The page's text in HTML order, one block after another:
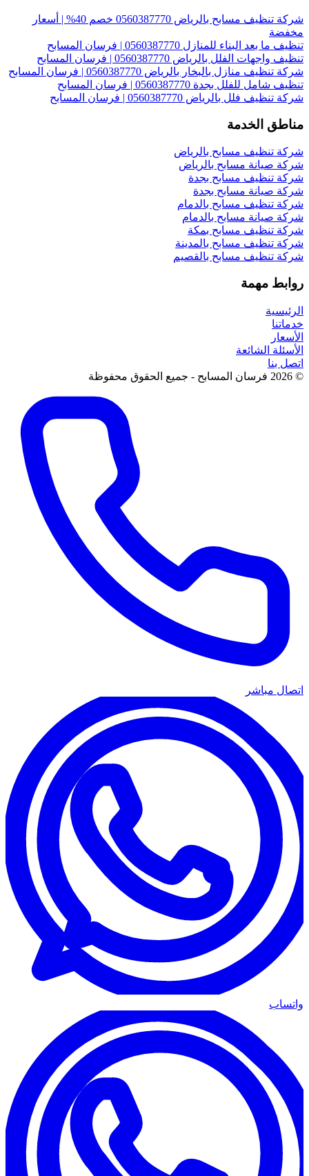
شركة تنظيف مسابح بالرياض 0560387770 خصم 40% | أسعار
مخفضة
تنظيف ما بعد البناء للمنازل 0560387770 | فرسان المسابح
تنظيف واجهات الفلل بالرياض 0560387770 | فرسان المسابح
شركة تنظيف منازل بالبخار بالرياض 0560387770 | فرسان المسابح
تنظيف شامل للفلل بجدة 0560387770 | فرسان المسابح
شركة تنظيف فلل بالرياض 0560387770 | فرسان المسابح
مناطق الخدمة
شركة تنظيف مسابح بالرياض
شركة صيانة مسابح بالرياض
شركة تنظيف مسابح بجدة
شركة صيانة مسابح بجدة
شركة تنظيف مسابح بالدمام
شركة صيانة مسابح بالدمام
شركة تنظيف مسابح بمكة
شركة تنظيف مسابح بالمدينة
شركة تنظيف مسابح بالقصيم
روابط مهمة
الرئيسية
خدماتنا
الأسعار
الأسئلة الشائعة
اتصل بنا
© 2026 فرسان المسابح - جميع الحقوق محفوظة
اتصال مباشر
واتساب